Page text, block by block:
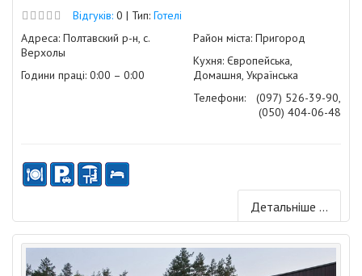
Відгуків: 0 | Тип: Готелі
Адреса: Полтавский р-н, с.
Верхолы
Години праці: 0:00 – 0:00
Район міста: Пригород
Кухня: Європейська,
Домашня, Українська
Телефони:
(097) 526-39-90,
(050) 404-06-48
Детальніше ...